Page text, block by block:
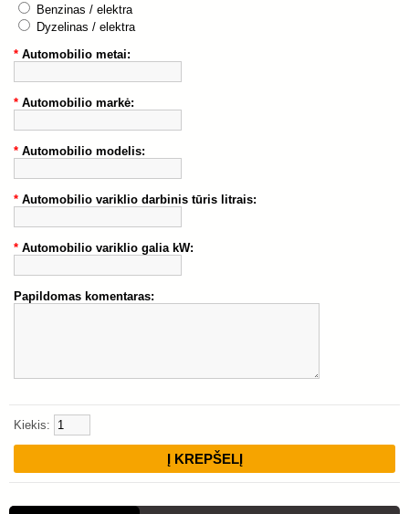
Benzinas / elektra
Dyzelinas / elektra
* Automobilio metai:
* Automobilio markė:
* Automobilio modelis:
* Automobilio variklio darbinis tūris litrais:
* Automobilio variklio galia kW:
Papildomas komentaras:
Kiekis: